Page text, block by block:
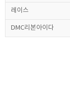
레이스
DMC리본아이다